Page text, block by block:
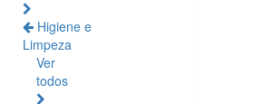
Higiene e
Limpeza
Ver
todos